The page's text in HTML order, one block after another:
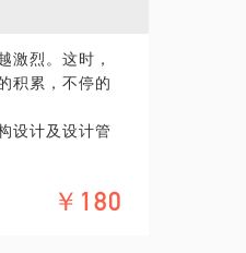
激烈。这时，
积累，不停的
设计及设计管
发展途径，路
￥180